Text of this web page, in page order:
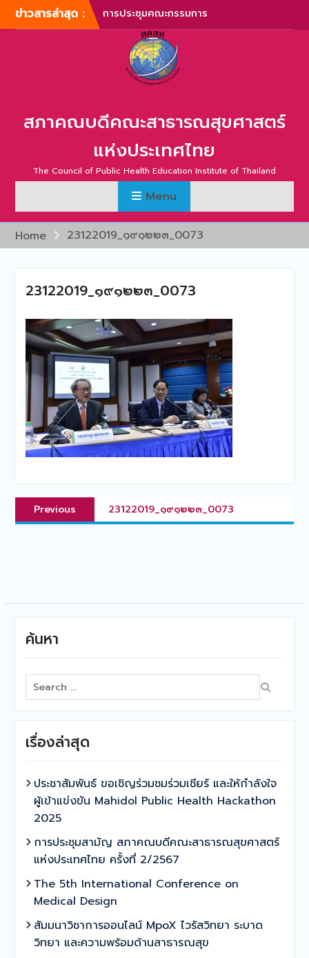
Skip
to
ข่าวสารล่าสุด :
การประชุมคณะกรรมการ
บริหารสภาคณบดีคณะ
สาธารณสุขศาสตร์แห่ง
ประเทศไทย ครั้งที่ 1/2567
การประชุมสามัญประจำปี
สภาคณบดีคณะสาธารณสุข
ที่ 1/2567
สามัญประจำปี สภาคณบดี
คณะสาธารณสุขศาสตร์แห่ง
ประเทศไทย ครั้งที่ 1/2566
การประชุมสามัญประจำปี
สภาคณบดีคณะสาธารณสุข
ศาสตร์แห่งประเทศไทย ครั้ง
ที่ 2/2565
ศาสตร์แห่งประเทศไทย ครั้ง
สภาคณบดีคณะสาธารณสุขศาสตร์
แห่งประเทศไทย
The Council of Public Health Education Institute of Thailand
Menu
Home 23122019_๑๙๑๒๒๓_0073
23122019_๑๙๑๒๒๓_0073
แนะแนว
เรื่องPrevious
Previous
post:
23122019_๑๙๑๒๒๓_0073
ค้นหา
Search
for:
เรื่องล่าสุด
ประชาสัมพันธ์ ขอเชิญร่วมชมร่วมเชียร์ และให้กำลังใจ
ผู้เข้าแข่งขัน Mahidol Public Health Hackathon
2025
การประชุมสามัญ สภาคณบดีคณะสาธารณสุขศาสตร์
แห่งประเทศไทย ครั้งที่ 2/2567
The 5th International Conference on
Medical Design
สัมมนาวิชาการออนไลน์ MpoX ไวรัสวิทยา ระบาด
วิทยา และความพร้อมด้านสาธารณสุข